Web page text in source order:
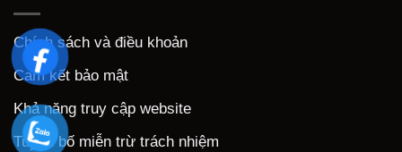
Chính sách và điều khoản
Cam kết bảo mật
Khả năng truy cập website
Tuyên bố miễn trừ trách nhiệm